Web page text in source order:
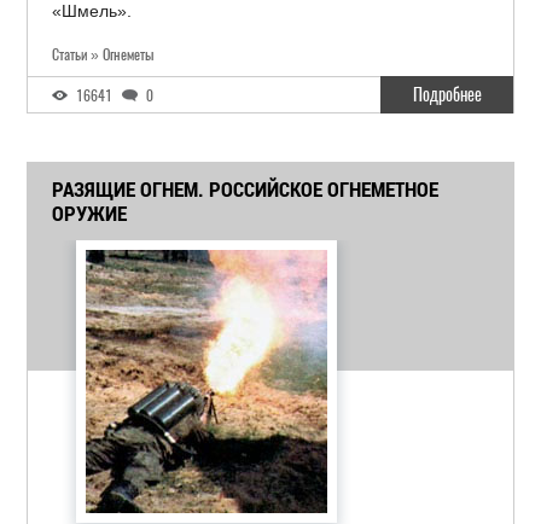
«Шмель».
Статьи » Огнеметы
16641 0 Подробнее
РАЗЯЩИЕ ОГНЕМ. РОССИЙСКОЕ ОГНЕМЕТНОЕ
ОРУЖИЕ